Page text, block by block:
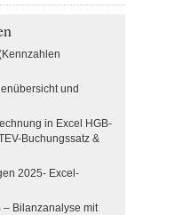
und
in Excel HGB-
Buchungssatz &
2025- Excel-
Bilanzanalyse mit